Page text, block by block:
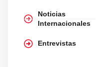
Noticias
Internacionales
Entrevistas